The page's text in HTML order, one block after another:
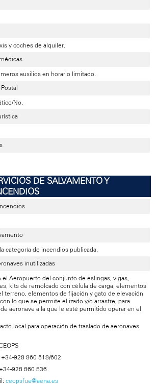
y coches de alquiler.
auxilios en horario limitado.
No.
DE SALVAMENTO Y
categoría de incendios publicada.
inutilizadas
el Aeropuerto del conjunto de eslingas, vigas,
kits de remolcado con célula de carga, elementos
terreno, elementos de fijación y gato de elevación
lo que se permite el izado y/o arrastre, para
aeronave a la que le esté permitido operar en el
local para operación de traslado de aeronaves
+34-928 860 518/602
928 860 836
ceopsfue@aena.es